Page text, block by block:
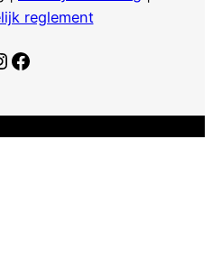
reglement
Facebook